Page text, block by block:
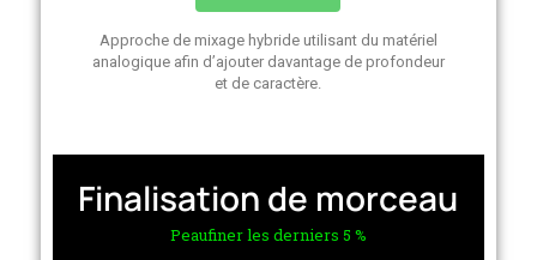
Approche de mixage hybride utilisant du matériel
analogique afin d’ajouter davantage de profondeur
et de caractère.
Finalisation de morceau
Peaufiner les derniers 5 %